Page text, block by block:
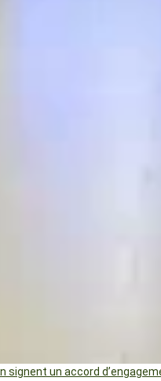
signent un accord